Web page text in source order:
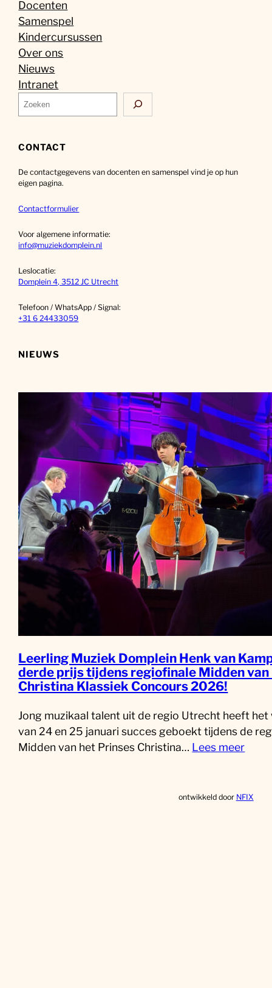
Docenten
Samenspel
Kindercursussen
Over ons
Nieuws
Intranet
Z
o
k
n
CONTACT
De contactgegevens van docenten en samenspel vind je op hun
eigen pagina.
Contactformulier
Voor algemene informatie:
info@muziekdomplein.nl
Leslocatie:
Domplein 4, 3512 JC Utrecht
Telefoon / WhatsApp / Signal:
+31 6 24433059
NIEUWS
Leerling Muziek Domplein Henk van
derde prijs tijdens regiofinale Midden van
Christina Klassiek Concours 2026!
Jong muzikaal talent uit de regio Utrecht heeft het
van 24 en 25 januari succes geboekt tijdens de
Midden van het Prinses Christina… Lees meer
ontwikkeld door NFIX